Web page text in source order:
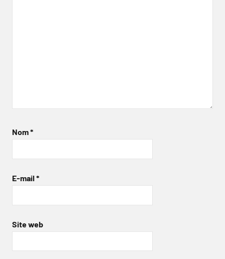
Nom*
E-mail *
Site web